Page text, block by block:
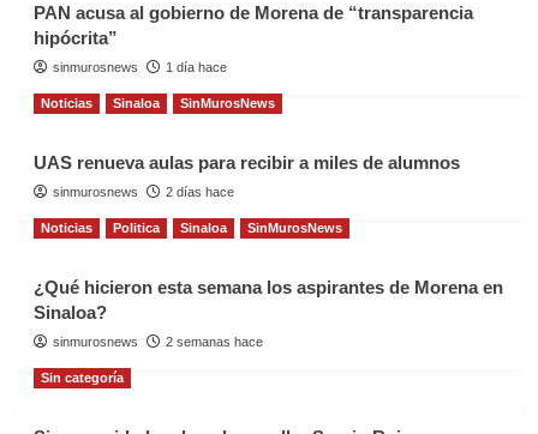
PAN acusa al gobierno de Morena de “transparencia
hipócrita”
sinmurosnews 1 día hace
Noticias Sinaloa SinMurosNews
UAS renueva aulas para recibir a miles de alumnos
sinmurosnews 2 días hace
Noticias Politica Sinaloa SinMurosNews
¿Qué hicieron esta semana los aspirantes de Morena en
Sinaloa?
sinmurosnews 2 semanas hace
Sin categoría